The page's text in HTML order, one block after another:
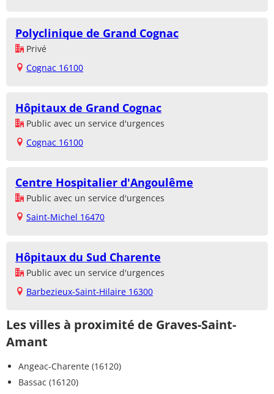
Polyclinique de Grand Cognac
Privé
Cognac 16100
Hôpitaux de Grand Cognac
Public avec un service d'urgences
Cognac 16100
Centre Hospitalier d'Angoulême
Public avec un service d'urgences
Saint-Michel 16470
Hôpitaux du Sud Charente
Public avec un service d'urgences
Barbezieux-Saint-Hilaire 16300
Les villes à proximité de Graves-Saint-
Amant
Angeac-Charente (16120)
Bassac (16120)